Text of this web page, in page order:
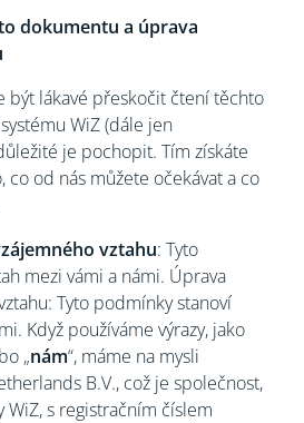
dokumentu a úprava
být lákavé přeskočit čtení těchto
WiZ (dále jen
je pochopit. Tím získáte
co od nás můžete očekávat a co
vztahu: Tyto
mezi vámi a námi. Úprava
Tyto podmínky stanoví
Když používáme výrazy, jako
„nám“, máme na mysli
B.V., což je společnost,
s registračním číslem